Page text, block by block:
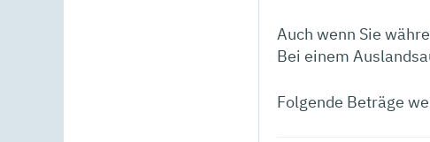
Auch wenn Sie
Bei einem
Folgende Beträge